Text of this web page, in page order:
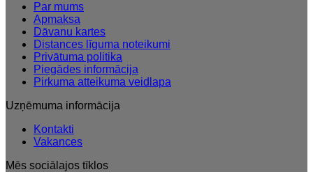
Par mums
Apmaksa
Dāvanu kartes
Distances līguma noteikumi
Privātuma politika
Piegādes informācija
Pirkuma atteikuma veidlapa
Uzņēmuma informācija
Kontakti
Vakances
Mēs sociālajos tīklos